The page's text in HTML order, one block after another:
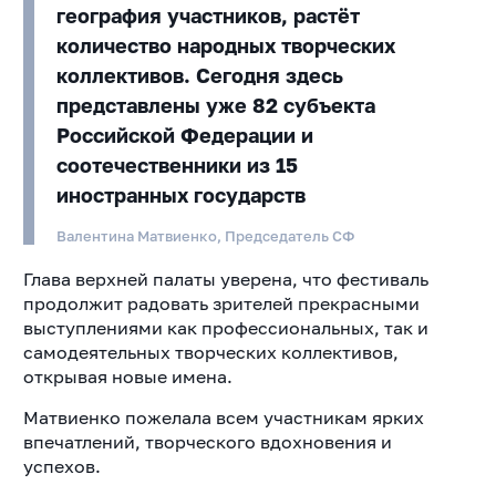
география участников, растёт
количество народных творческих
коллективов. Сегодня здесь
представлены уже 82 субъекта
Российской Федерации и
соотечественники из 15
иностранных государств
Валентина Матвиенко, Председатель СФ
Глава верхней палаты уверена, что фестиваль
продолжит радовать зрителей прекрасными
выступлениями как профессиональных, так и
самодеятельных творческих коллективов,
открывая новые имена.
Матвиенко пожелала всем участникам ярких
впечатлений, творческого вдохновения и
успехов.